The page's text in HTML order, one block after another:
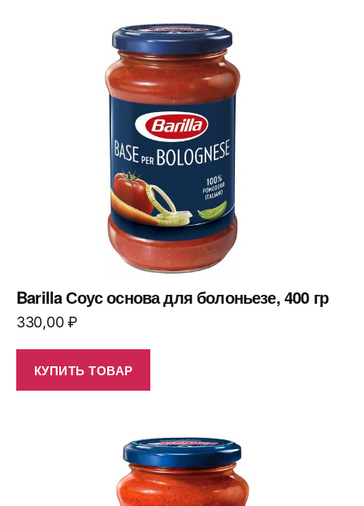
Barilla Соус основа для болоньезе, 400 гр
330,00₽
КУПИТЬ ТОВАР